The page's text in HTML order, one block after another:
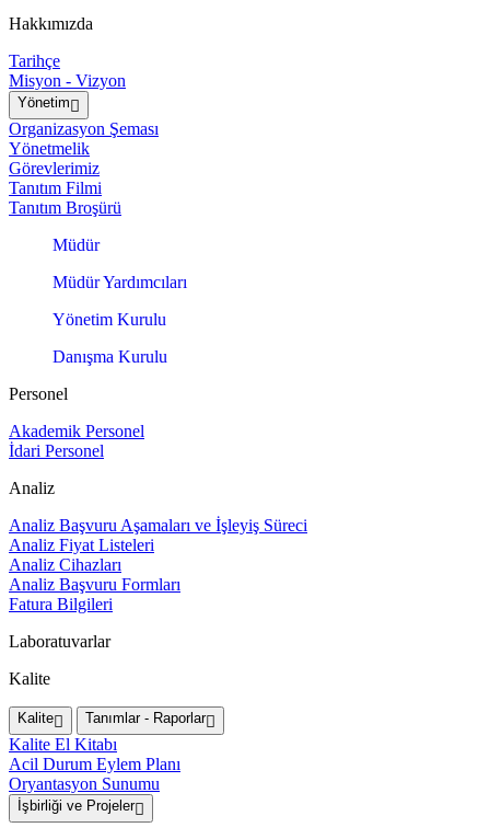
Hakkımızda
Tarihçe
Misyon - Vizyon
Yönetim
Organizasyon Şeması
Yönetmelik
Görevlerimiz
Tanıtım Filmi
Tanıtım Broşürü
Müdür
Müdür Yardımcıları
Yönetim Kurulu
Danışma Kurulu
Personel
Akademik Personel
İdari Personel
Analiz
Analiz Başvuru Aşamaları ve İşleyiş Süreci
Analiz Fiyat Listeleri
Analiz Cihazları
Analiz Başvuru Formları
Fatura Bilgileri
Laboratuvarlar
Kalite
Kalite Tanımlar - Raporlar
Kalite El Kitabı
Acil Durum Eylem Planı
Oryantasyon Sunumu
İşbirliği ve Projeler